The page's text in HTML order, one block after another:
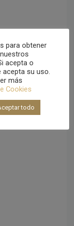
para obtener
acepta o
su uso.
más
Cookies
todo